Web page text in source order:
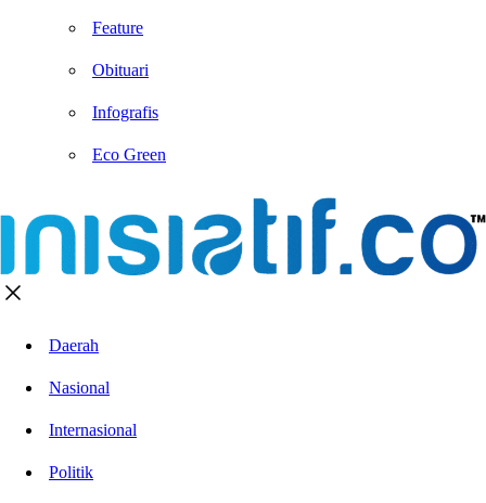
Feature
Obituari
Infografis
Eco Green
Daerah
Nasional
Internasional
Politik